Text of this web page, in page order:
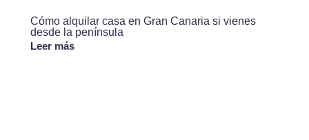
Cómo alquilar casa en Gran Canaria si vienes
desde la península
Leer más